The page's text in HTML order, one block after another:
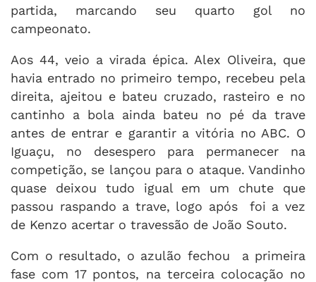
partida, marcando seu quarto gol no
campeonato.
Aos 44, veio a virada épica. Alex Oliveira, que
havia entrado no primeiro tempo, recebeu pela
direita, ajeitou e bateu cruzado, rasteiro e no
cantinho a bola ainda bateu no pé da trave
antes de entrar e garantir a vitória no ABC. O
Iguaçu, no desespero para permanecer na
competição, se lançou para o ataque. Vandinho
quase deixou tudo igual em um chute que
passou raspando a trave, logo após foi a vez
de Kenzo acertar o travessão de João Souto.
Com o resultado, o azulão fechou a primeira
fase com 17 pontos, na terceira colocação no